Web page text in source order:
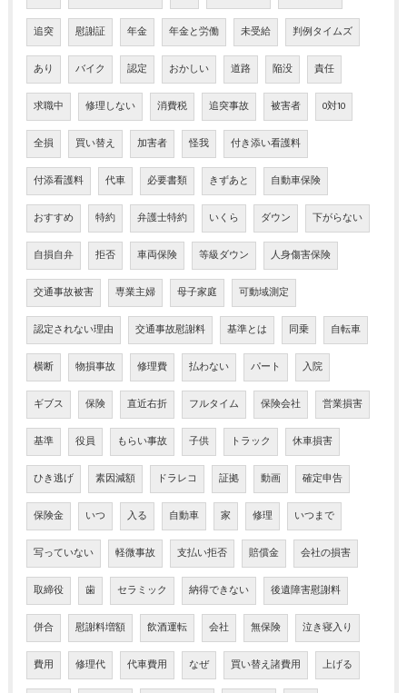
追突 慰謝証 年金 年金と労働 未受給 判例タイムズ
あり バイク 認定 おかしい 道路 陥没 責任
求職中 修理しない 消費税 追突事故 被害者 0対10
全損 買い替え 加害者 怪我 付き添い看護料
付添看護料 代車 必要書類 きずあと 自動車保険
おすすめ 特約 弁護士特約 いくら ダウン 下がらない
自損自弁 拒否 車両保険 等級ダウン 人身傷害保険
交通事故被害 専業主婦 母子家庭 可動域測定
認定されない理由 交通事故慰謝料 基準とは 同乗 自転車
横断 物損事故 修理費 払わない パート 入院
ギブス 保険 直近右折 フルタイム 保険会社 営業損害
基準 役員 もらい事故 子供 トラック 休車損害
ひき逃げ 素因減額 ドラレコ 証拠 動画 確定申告
保険金 いつ 入る 自動車 家 修理 いつまで
写っていない 軽微事故 支払い拒否 賠償金 会社の損害
取締役 歯 セラミック 納得できない 後遺障害慰謝料
併合 慰謝料増額 飲酒運転 会社 無保険 泣き寝入り
費用 修理代 代車費用 なぜ 買い替え諸費用 上げる